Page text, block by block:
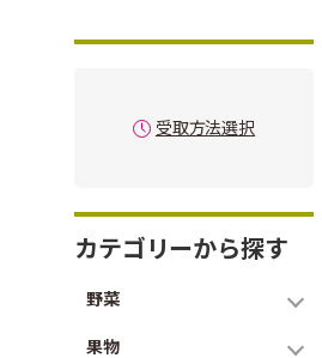
受取方法選択
カテゴリーから探す
野菜
果物